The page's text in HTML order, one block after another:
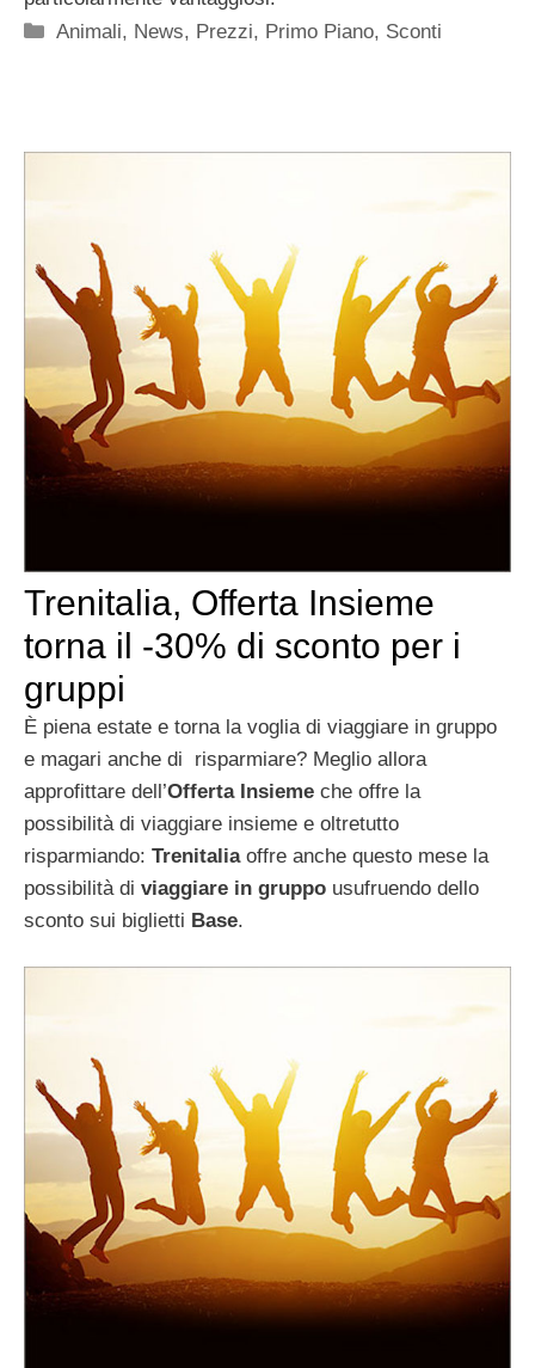
Categorie
Animali, News, Prezzi, Primo Piano, Sconti
Trenitalia, Offerta Insieme
torna il -30% di sconto per i
gruppi
È piena estate e torna la voglia di viaggiare in gruppo
e magari anche di
risparmiare? Meglio allora
approfittare dell’Offerta Insieme che offre la
possibilità di viaggiare insieme e oltretutto
risparmiando: Trenitaliaoffre anche questo mese la
possibilità di viaggiare in gruppo usufruendo dello
sconto sui biglietti Base.